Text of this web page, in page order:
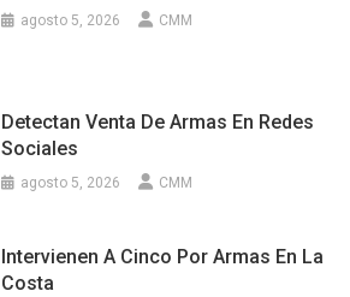
agosto 5, 2026 CMM
Detectan Venta De Armas En Redes
Sociales
agosto 5, 2026 CMM
Intervienen A Cinco Por Armas En La
Costa